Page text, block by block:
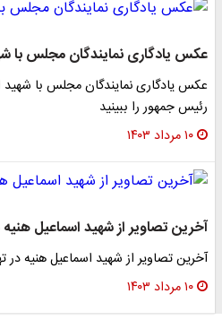
عکس یادگاری نمایندگان مجلس با
عکس یادگاری نمایندگان مجلس با شهید
رئیس جمهور را ببینید
۱۰ مرداد ۱۴۰۳
آخرین تصاویر از شهید اسماعیل هنیه
آخرین تصاویر از شهید اسماعیل هنیه در
۱۰ مرداد ۱۴۰۳